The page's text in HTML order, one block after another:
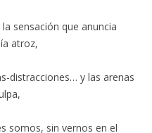
sensación que anuncia
atroz,
distracciones… y las arenas
somos, sin vernos en el